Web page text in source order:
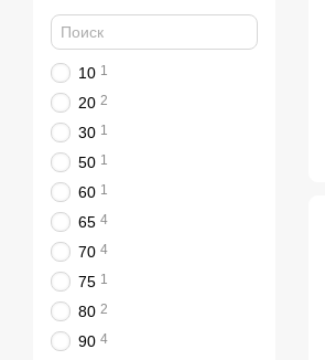
10 1
20 2
30 1
50 1
60 1
65 4
70 4
75 1
80 2
90 4